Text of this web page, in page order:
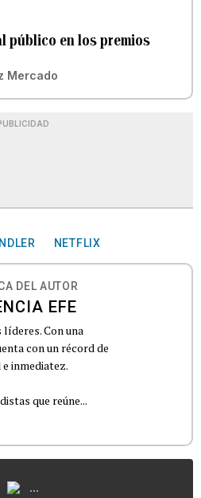
público en los premios
Mercado
NETFLIX
DEL AUTOR
EFE
líderes. Con una
con un récord de
inmediatez.
que reúne...
...